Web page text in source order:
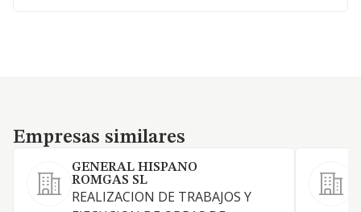
Empresas similares
Empresas similares
GENERAL HISPANO
ROMGAS SL
REALIZACION DE TRABAJOS Y